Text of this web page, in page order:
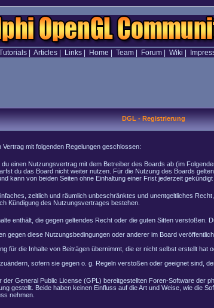
| Articles| Links| Home Team| Forum| Wiki
DGL - Registrierung
mit folgenden Regelungen geschlossen:
einen Nutzungsvertrag mit dem Betreiber des Boards ab (im
du das Board nicht weiter nutzen. Für die Nutzung des Boards
kann von beiden Seiten ohne Einhaltung einer Frist jederzeit gekündigt
zeitlich und räumlich unbeschränktes und unentgeltliches
Kündigung des Nutzungsvertrages bestehen.
enthält, die gegen geltendes Recht oder die guten Sitten
gegen diese Nutzungsbedingungen oder anderer im Board
für die Inhalte von Beiträgen übernimmt, die er nicht selbst erstellt
sofern sie gegen o. g. Regeln verstoßen oder geeignet sind,
General Public License (GPL) bereitgestellten Foren-Software der
gestellt. Beide haben keinen Einfluss auf die Art und Weise, wie die
nehmen.